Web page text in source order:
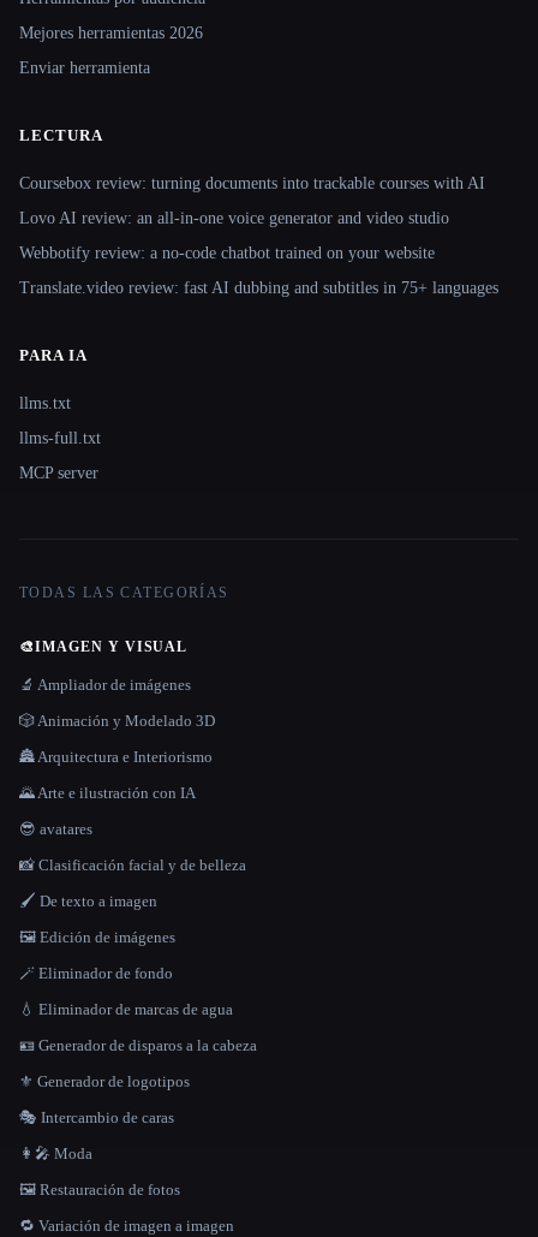
Mejores herramientas 2026
Enviar herramienta
LECTURA
Coursebox review: turning documents into trackable courses with AI
Lovo AI review: an all-in-one voice generator and video studio
Webbotify review: a no-code chatbot trained on your website
Translate.video review: fast AI dubbing and subtitles in 75+ languages
PARA IA
llms.txt
llms-full.txt
MCP server
TODAS LAS CATEGORÍAS
🎨IMAGEN Y VISUAL
🔬 Ampliador de imágenes
🎲 Animación y Modelado 3D
🏯 Arquitectura e Interiorismo
🌄 Arte e ilustración con IA
😎 avatares
📸 Clasificación facial y de belleza
🖌️ De texto a imagen
🖼️ Edición de imágenes
🪄 Eliminador de fondo
💧 Eliminador de marcas de agua
🪪 Generador de disparos a la cabeza
⚜️ Generador de logotipos
🎭 Intercambio de caras
👩‍🎤 Moda
🖼️ Restauración de fotos
🔁 Variación de imagen a imagen